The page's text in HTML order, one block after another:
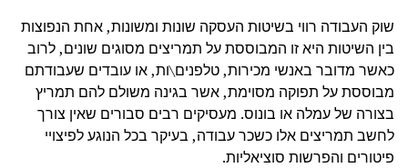
שוק העבודה רווי בשיטות העסקה שונות ומשונות, אחת הנפוצות
בין השיטות היא זו המבוססת על תמריצים מסוגים שונים, לרוב
כאשר מדובר באנשי מכירות, טלפנים\ות, או עובדים שעבודתם
מבוססת על תפוקה מסוימת, אשר בגינה משולם להם תמריץ
בצורה של עמלה או בונוס. מעסיקים רבים סבורים שאין צורך
לחשב תמריצים אלו כשכר עבודה, בעיקר בכל הנוגע לפיצויי
פיטורים והפרשות סוציאליות.